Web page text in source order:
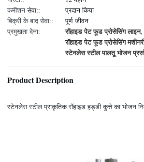
कमीशन सेवा::
प्रदान किया
बिक्री के बाद सेवा::
पूर्ण जीवन
प्रमुखता देना:
रॉहाइड पेट फूड प्रोसेसिंग लाइन,
रॉहाइड पेट फूड प्रोसेसिंग
स्टेनलेस स्टील पालतू भोजन
Product Description
स्टेनलेस स्टील प्राकृतिक रॉहाइड हड्डी कुत्ते का भोजन